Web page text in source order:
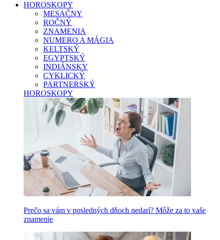
HOROSKOPY
MESAČNY
ROČNÝ
ZNAMENIA
NUMERO A MÁGIA
KELTSKÝ
EGYPTSKÝ
INDIÁNSKY
CYKLICKÝ
PARTNERSKÝ
HOROSKOPY
Prečo sa vám v posledných dňoch nedarí? Môže za to vaše
znamenie